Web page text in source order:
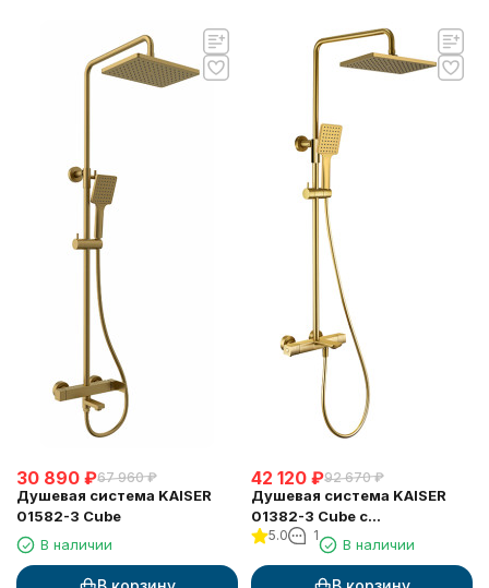
30 890 ₽67 960 ₽
Душевая система KAISER
01582-3 Cube
В наличии
42 120 ₽92 670 ₽
Душевая система KAISER
01382-3 Cube с
термостатом 6282
5.0 1
В наличии